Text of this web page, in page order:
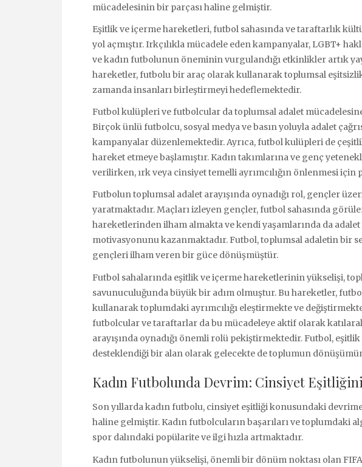
mücadelesinin bir parçası haline gelmiştir.
Eşitlik ve içerme hareketleri, futbol sahasında ve taraftarlık
yol açmıştır. Irkçılıkla mücadele eden kampanyalar, LGBT+
ve kadın futbolunun öneminin vurgulandığı etkinlikler artık
hareketler, futbolu bir araç olarak kullanarak toplumsal
zamanda insanları birleştirmeyi hedeflemektedir.
Futbol kulüpleri ve futbolcular da toplumsal adalet
Birçok ünlü futbolcu, sosyal medya ve basın yoluyla adalet
kampanyalar düzenlemektedir. Ayrıca, futbol kulüpleri de
hareket etmeye başlamıştır. Kadın takımlarına ve genç
verilirken, ırk veya cinsiyet temelli ayrımcılığın önlenmesi
Futbolun toplumsal adalet arayışında oynadığı rol, gençler
yaratmaktadır. Maçları izleyen gençler, futbol sahasında
hareketlerinden ilham almakta ve kendi yaşamlarında da
motivasyonunu kazanmaktadır. Futbol, toplumsal adaletin bir
gençleri ilham veren bir güce dönüşmüştür.
Futbol sahalarında eşitlik ve içerme hareketlerinin yükselişi,
savunuculuğunda büyük bir adım olmuştur. Bu hareketler,
kullanarak toplumdaki ayrımcılığı eleştirmekte ve
futbolcular ve taraftarlar da bu mücadeleye aktif olarak
arayışında oynadığı önemli rolü pekiştirmektedir. Futbol,
desteklendiği bir alan olarak gelecekte de toplumun
Kadın Futbolunda Devrim: Cinsiyet
Son yıllarda kadın futbolu, cinsiyet eşitliği konusundaki
haline gelmiştir. Kadın futbolcuların başarıları ve toplumdaki
spor dalındaki popülarite ve ilgi hızla artmaktadır.
Kadın futbolunun yükselişi, önemli bir dönüm noktası olan